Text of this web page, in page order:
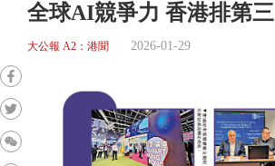
全球AI競爭力 香港排第三
大公報 A2：港聞 2026-01-29